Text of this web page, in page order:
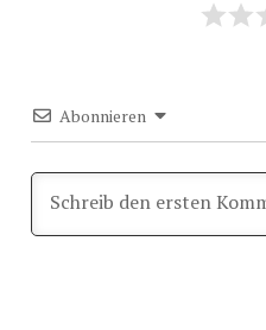
Abonnieren